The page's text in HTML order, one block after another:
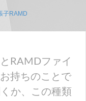
子RAMD
RAMDファイ
持ちのことで
か、この種類